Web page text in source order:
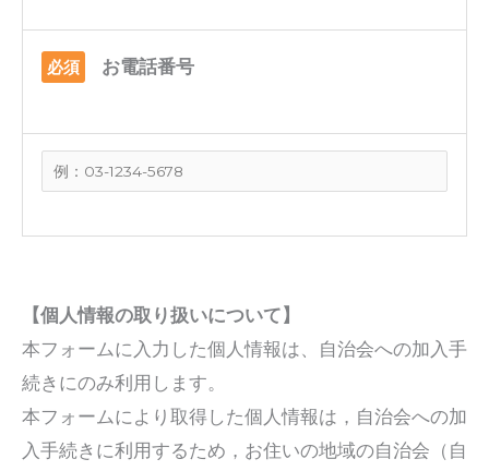
必須 お電話番号
【個人情報の取り扱いについて】
本フォームに入力した個人情報は、自治会への加入手
続きにのみ利用します。
本フォームにより取得した個人情報は，自治会への加
入手続きに利用するため，お住いの地域の自治会（自